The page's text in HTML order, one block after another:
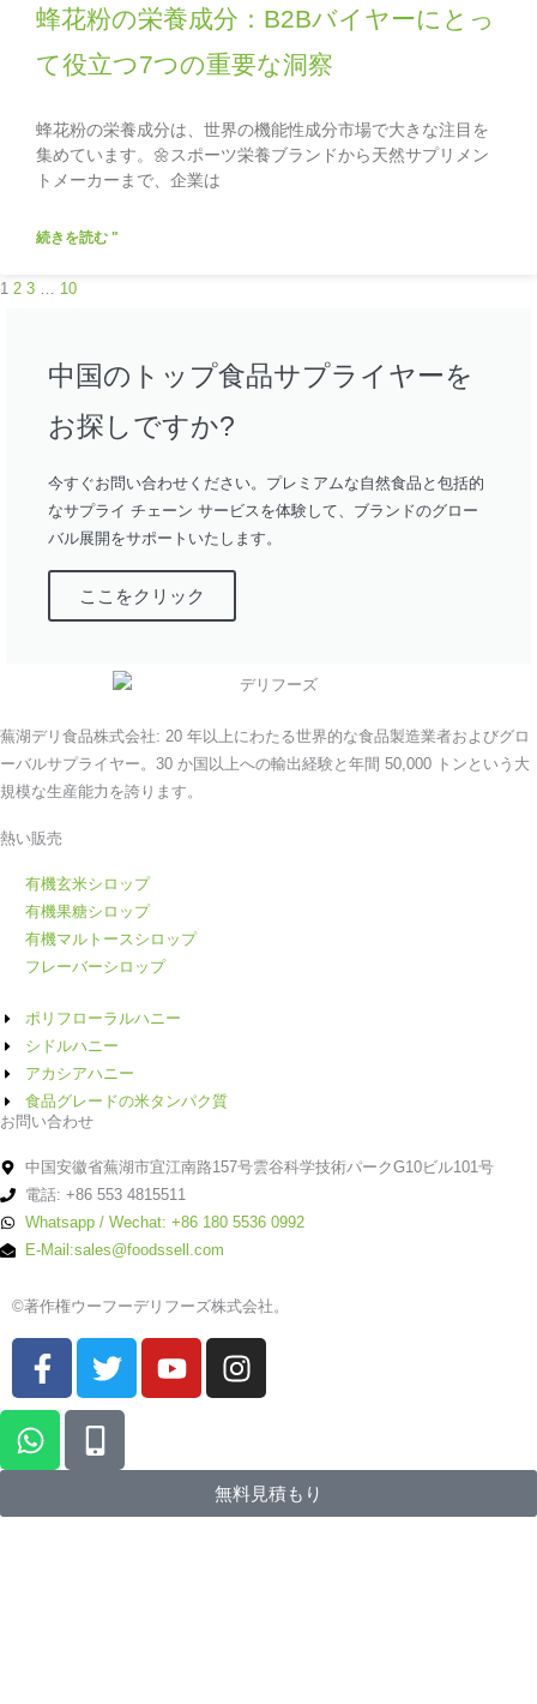
蜂花粉の栄養成分：B2Bバイヤーにとっ
て役立つ7つの重要な洞察
蜂花粉の栄養成分は、世界の機能性成分市場で大きな注目を
集めています。🌼スポーツ栄養ブランドから天然サプリメン
トメーカーまで、企業は
続きを読む "
1 2 3 … 10
中国のトップ食品サプライヤーを
お探しですか?
今すぐお問い合わせください。プレミアムな自然食品と包括的
なサプライ チェーン サービスを体験して、ブランドのグロー
バル展開をサポートいたします。
ここをクリック
蕪湖デリ食品株式会社: 20 年以上にわたる世界的な食品製造業者およびグロ
ーバルサプライヤー。30 か国以上への輸出経験と年間 50,000 トンという大
規模な生産能力を誇ります。
熱い販売
有機玄米シロップ
有機果糖シロップ
有機マルトースシロップ
フレーバーシロップ
ポリフローラルハニー
シドルハニー
アカシアハニー
食品グレードの米タンパク質
お問い合わせ
中国安徽省蕪湖市宜江南路157号雲谷科学技術パークG10ビル101号
電話: +86 553 4815511
Whatsapp / Wechat: +86 180 5536 0992
E-Mail:sales@foodssell.com
©著作権ウーフーデリフーズ株式会社。
F
a
c
e
b
ツ
イ
ッ
ー
ユ
ー
ー
イ
ン
グ
ラ
ワ
ッ
ア
モ
バ
ル
無料見積もり